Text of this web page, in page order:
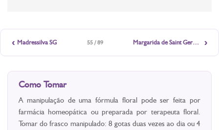
‹ Madressilva SG 55 / 89 Margarida de Saint Germain ›
Como Tomar
A manipulação de uma fórmula floral pode ser feita por
farmácia homeopática ou preparada por terapeuta floral.
Tomar do frasco manipulado: 8 gotas duas vezes ao dia ou 4